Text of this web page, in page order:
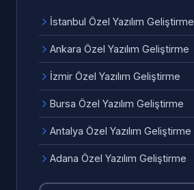
İstanbul Özel Yazılım Geliştirme
Ankara Özel Yazılım Geliştirme
İzmir Özel Yazılım Geliştirme
Bursa Özel Yazılım Geliştirme
Antalya Özel Yazılım Geliştirme
Adana Özel Yazılım Geliştirme